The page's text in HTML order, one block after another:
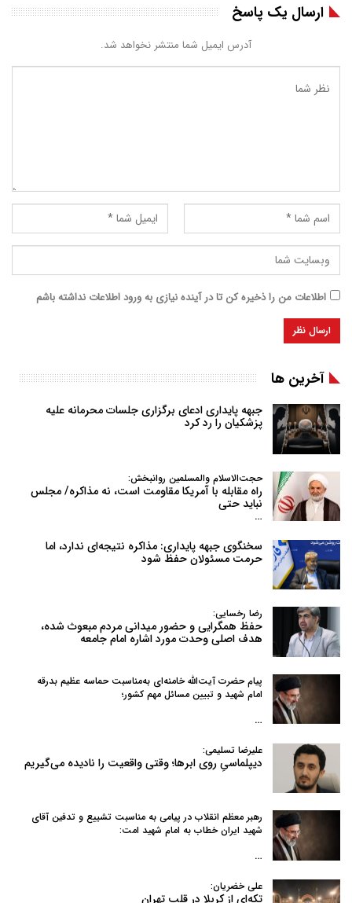
ارسال یک پاسخ
آدرس ایمیل شما منتشر نخواهد شد.
اطلاعات من را ذخیره کن تا در آینده نیازی به ورود اطلاعات نداشته باشم
آخرین ها
جبهه پایداری ادعای برگزاری جلسات محرمانه علیه
پزشکیان را رد کرد
حجت‌الاسلام والمسلمین روانبخش:
راه مقابله با آمریکا مقاومت است، نه مذاکره/ مجلس
نباید حتی
…
سخنگوی جبهه پایداری: مذاکره نتیجه‌ای ندارد، اما
حرمت مسئولان حفظ شود
رضا رخسایی:
حفظ همگرایی و حضور میدانی مردم مبعوث شده،
هدف اصلی وحدت مورد اشاره امام جامعه
پیام حضرت آیت‌الله خامنه‌ای به‌مناسبت حماسه عظیم بدرقه
امام شهید و تبیین مسائل مهم کشور؛
…
علیرضا تسلیمی:
دیپلماسیِ روی ابرها؛ وقتی واقعیت را نادیده می‌گیریم
رهبر معظم انقلاب در پیامی به‌ مناسبت تشییع و تدفین آقای
شهید ایران خطاب به امام شهید امت:
…
علی خضریان:
تکه‌ای از کربلا در قلب تهران